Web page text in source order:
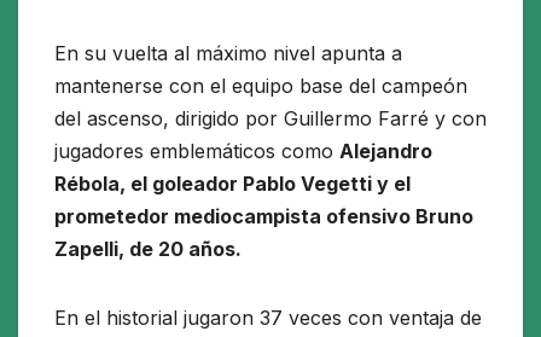
En su vuelta al máximo nivel apunta a
mantenerse con el equipo base del campeón
del ascenso, dirigido por Guillermo Farré y con
jugadores emblemáticos como Alejandro
Rébola, el goleador Pablo Vegetti y el
prometedor mediocampista ofensivo Bruno
Zapelli, de 20 años.
En el historial jugaron 37 veces con ventaja de